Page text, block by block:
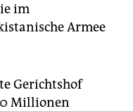
im
Armee
Gerichtshof
Millionen